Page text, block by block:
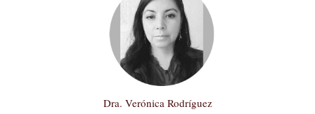
Dra. Verónica Rodríguez